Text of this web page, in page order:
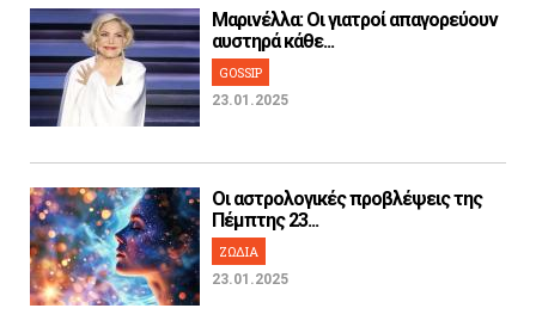
Μαρινέλλα: Οι γιατροί απαγορεύουν
αυστηρά κάθε...
GOSSIP
23.01.2025
Οι αστρολογικές προβλέψεις της
Πέμπτης 23...
ΖΩΔΙΑ
23.01.2025